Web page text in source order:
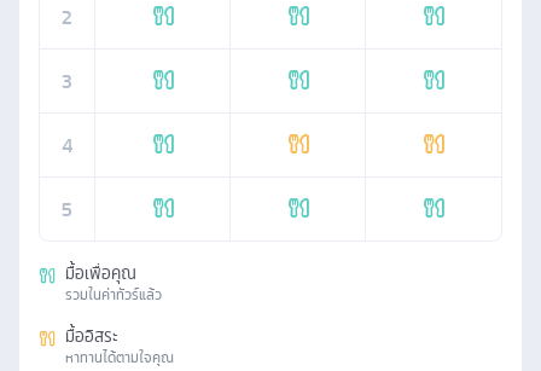
2
3
4
5
มื้อเพื่อคุณ
รวมในค่าทัวร์แล้ว
มื้ออิสระ
หาทานได้ตามใจคุณ